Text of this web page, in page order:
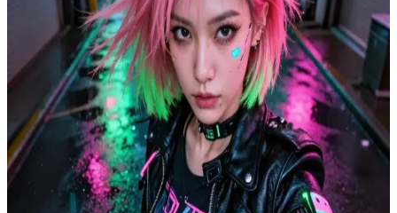
Shiori Kindo